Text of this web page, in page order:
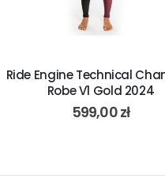
Ride Engine Technical
Robe V1 Gold 2024
599,00zł